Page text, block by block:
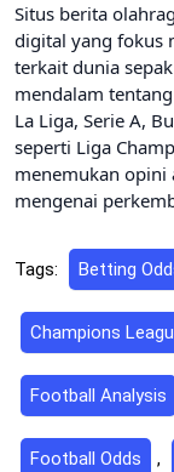
Situs berita
digital yang fokus
terkait dunia
mendalam
La Liga, Serie A,
seperti Liga
menemukan
mengenai
Tags: Betting
Champions
Football Analysis
Football Odds ,